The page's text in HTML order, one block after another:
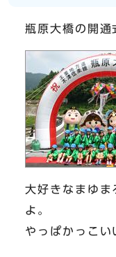
瓶原大橋の開通
大好きなまゆま
よ。
やっぱかっこい